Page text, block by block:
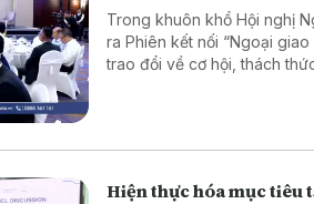
Trong khuôn khổ Hội nghị
ra Phiên kết nối “Ngoại
trao đổi về cơ hội, thách
Hiện thực hóa mục tiêu